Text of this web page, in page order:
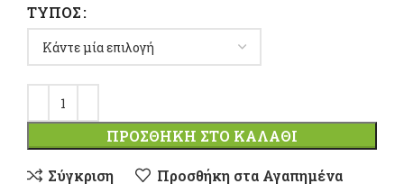
ΤΎΠΟΣ
ΠΡΟΣΘΉΚΗ ΣΤΟ ΚΑΛΆΘΙ
Σύγκριση
Προσθήκη στα Αγαπημένα